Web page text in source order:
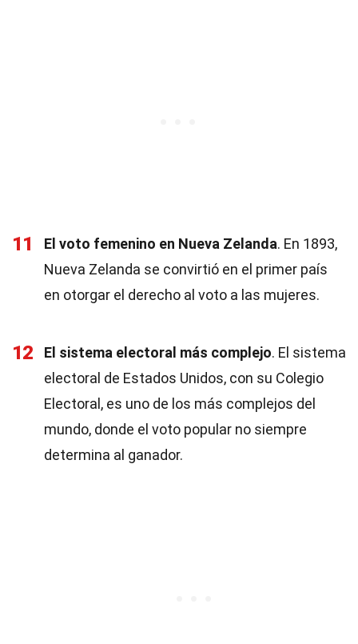
11 El voto femenino en Nueva Zelanda. En 1893,
Nueva Zelanda se convirtió en el primer país
en otorgar el derecho al voto a las mujeres.
12 El sistema electoral más complejo. El sistema
electoral de Estados Unidos, con su Colegio
Electoral, es uno de los más complejos del
mundo, donde el voto popular no siempre
determina al ganador.